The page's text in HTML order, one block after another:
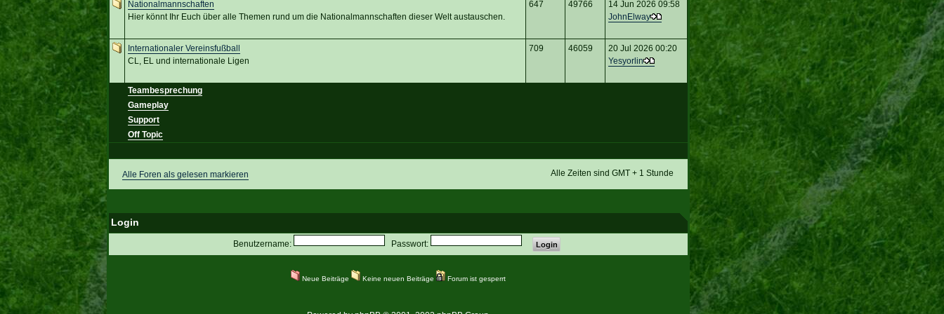
Nationalmannschaften
Hier könnt Ihr Euch über alle Themen rund um die Nationalmannschaften dieser Welt austauschen.
647 49766
14 Jun 2026 09:58
JohnElway
Internationaler Vereinsfußball
CL, EL und internationale Ligen
709 46059
20 Jul 2026 00:20
Yesyorlin
Teambesprechung
Gameplay
Support
Off Topic
Alle Zeiten sind GMT + 1 Stunde
Alle Foren als gelesen markieren
Login
Benutzername: Passwort:
Neue Beiträge Keine neuen Beiträge Forum ist gesperrt